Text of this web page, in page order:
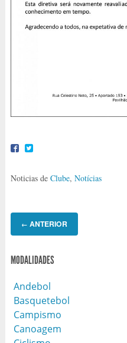
Noticias de Clube, Notícias
← ANTERIOR
MODALIDADES
Andebol
Basquetebol
Campismo
Canoagem